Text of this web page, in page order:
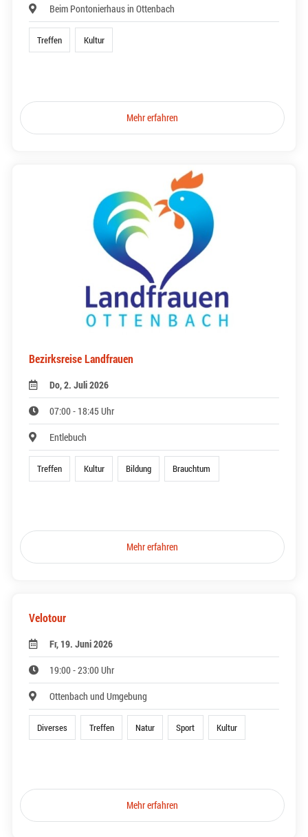
Beim Pontonierhaus in Ottenbach
Treffen Kultur
Mehr erfahren
Bezirksreise Landfrauen
Do, 2. Juli 2026
07:00 - 18:45 Uhr
Entlebuch
Treffen Kultur Bildung Brauchtum
Mehr erfahren
Velotour
Fr, 19. Juni 2026
19:00 - 23:00 Uhr
Ottenbach und Umgebung
Diverses Treffen Natur Sport Kultur
Mehr erfahren